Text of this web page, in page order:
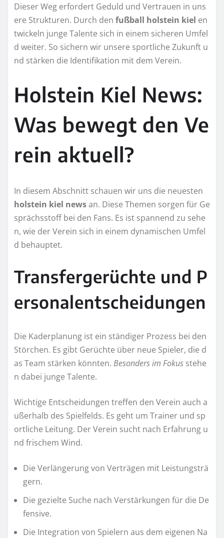
Dieser Weg erfordert Geduld und Vertrauen in uns
ere Strukturen. Durch den fußball holstein kiel en
twickeln junge Talente sich in einem sicheren Umfel
d weiter. So sichern wir unsere sportliche Zukunft u
nd stärken die Identifikation mit dem Verein.
Holstein Kiel News:
Was bewegt den Ve
rein aktuell?
In diesem Abschnitt schauen wir uns die neuesten
holstein kiel newsan. Diese Themen sorgen für Ge
sprächsstoff bei den Fans. Es ist spannend zu sehe
n, wie der Verein sich in einem dynamischen Umfel
d behauptet.
Transfergerüchte und P
ersonalentscheidungen
Die Kaderplanung ist ein ständiger Prozess bei den
Störchen. Es gibt Gerüchte über neue Spieler, die d
as Team stärken könnten. Besonders im Fokus stehe
n dabei junge Talente.
Wichtige Entscheidungen treffen den Verein auch a
ußerhalb des Spielfelds. Es geht um Trainer und sp
ortliche Leitung. Der Verein sucht nach Erfahrung u
nd frischem Wind.
Die Verlängerung von Verträgen mit Leistungsträ
gern.
Die gezielte Suche nach Verstärkungen für die De
fensive.
Die Integration von Spielern aus dem eigenen Na